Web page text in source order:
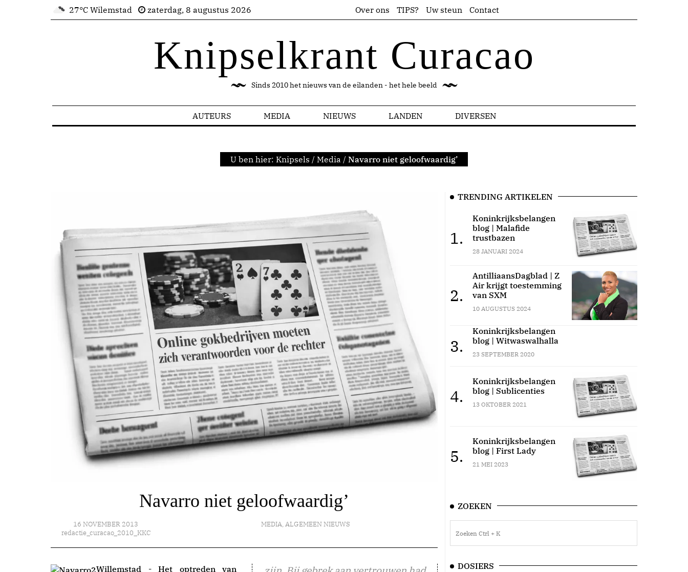
27°C Wilemstad zaterdag, 8 augustus 2026 Over ons TIPS? Uw steun Contact
Knipselkrant Curacao
Sinds 2010 het nieuws van de eilanden - het hele beeld
AUTEURS MEDIA NIEUWS LANDEN DIVERSEN
U ben hier: Knipsels / Media / Navarro niet geloofwaardig’
Navarro niet geloofwaardig’
16 NOVEMBER 2013
redactie_curacao_2010_KKC
MEDIA, ALGEMEEN NIEUWS
Willemstad - Het optreden van
TRENDING ARTIKELEN
1.
Koninkrijksbelangen
blog | Malafide
trustbazen
28 JANUARI 2024
2.
AntilliaansDagblad | Z
Air krijgt toestemming
van SXM
10 AUGUSTUS 2024
3.
Koninkrijksbelangen
blog | Witwaswalhalla
23 SEPTEMBER 2020
4.
Koninkrijksbelangen
blog | Sublicenties
13 OKTOBER 2021
5.
Koninkrijksbelangen
blog | First Lady
21 MEI 2023
ZOEKEN
DOSIERS